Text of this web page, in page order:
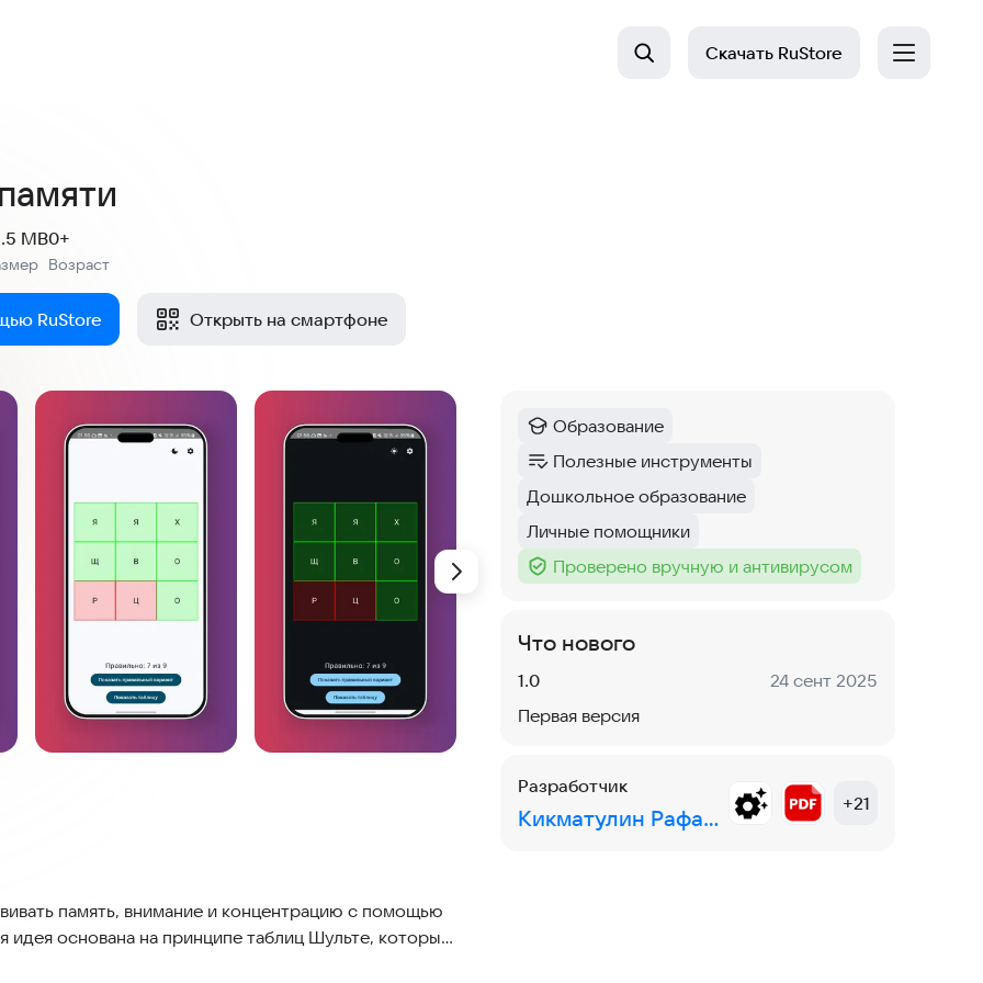
Скачать RuStore
MB
Возраст
0+
RuStore Открыть на смартфоне
память, внимание и концентрацию с помощью
основана на принципе таблиц Шульте, которые
повышения скорости восприятия и
Категория:
Образование
Категория:
Полезные инструменты
Тег:
Дошкольное образование
Тег :
Личные помощники
Тег :
Проверено вручную и антивирусом
Что нового
Версия:
1.0 Дата:
24 сент 2025
Первая версия
Разработчик
Кикматулин Рафаил Рустамович
+21